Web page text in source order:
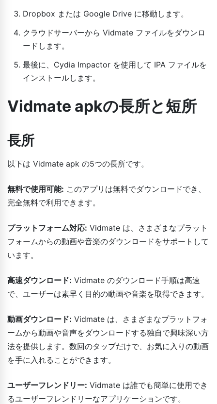
Dropbox または Google Drive に移動します。
クラウドサーバーから Vidmate ファイルをダウンロ
ードします。
最後に、Cydia Impactor を使用して IPA ファイルを
インストールします。
Vidmate apkの長所と短所
長所
以下は Vidmate apk の5つの長所です。
無料で使用可能: このアプリは無料でダウンロードでき、
完全無料で利用できます。
プラットフォーム対応: Vidmate は、さまざまなプラット
フォームからの動画や音楽のダウンロードをサポートして
います。
高速ダウンロード: Vidmate のダウンロード手順は高速
で、ユーザーは素早く目的の動画や音楽を取得できます。
動画ダウンロード: Vidmate は、さまざまなプラットフォ
ームから動画や音声をダウンロードする独自で興味深い方
法を提供します。数回のタップだけで、お気に入りの動画
を手に入れることができます。
ユーザーフレンドリー: Vidmate は誰でも簡単に使用でき
るユーザーフレンドリーなアプリケーションです。